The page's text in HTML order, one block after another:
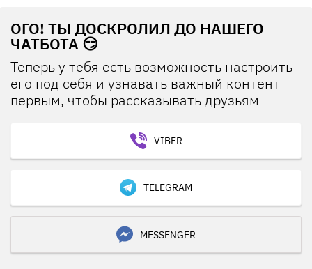
ОГО! ТЫ ДОСКРОЛИЛ ДО НАШЕГО
ЧАТБОТА 😏
Теперь у тебя есть возможность настроить
его под себя и узнавать важный контент
первым, чтобы рассказывать друзьям
VIBER
TELEGRAM
MESSENGER